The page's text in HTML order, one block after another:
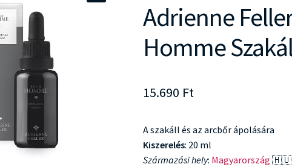
Adrienne
Homme
15.690 Ft
A szakáll és az arcbőr ápolására
Kiszerelés: 20 ml
Származási hely: Magyarország 🇭🇺